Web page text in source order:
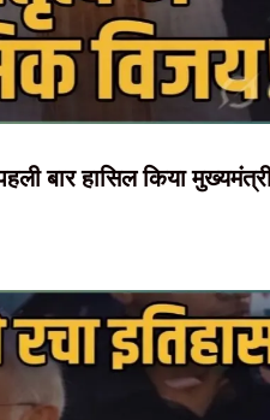
बार हासिल किया